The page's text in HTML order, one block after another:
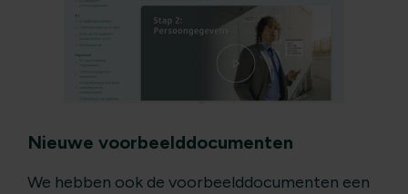
Nieuwe voorbeelddocumenten
We hebben ook de voorbeelddocumenten een